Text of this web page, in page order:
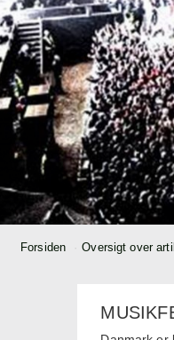
Forsiden Oversigt over